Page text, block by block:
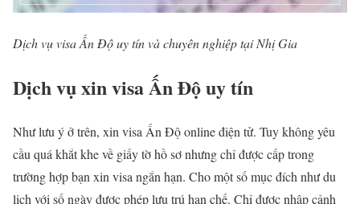
Dịch vụ visa Ấn Độ uy tín và chuyên nghiệp tại Nhị Gia
Dịch vụ xin visa Ấn Độ uy tín
Như lưu ý ở trên, xin visa Ấn Độ online điện tử. Tuy không yêu
cầu quá khắt khe về giấy tờ hồ sơ nhưng chỉ được cấp trong
trường hợp bạn xin visa ngắn hạn. Cho một số mục đích như du
lịch với số ngày được phép lưu trú hạn chế. Chỉ được nhập cảnh